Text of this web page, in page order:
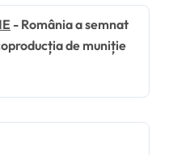
- România a semnat
de muniție